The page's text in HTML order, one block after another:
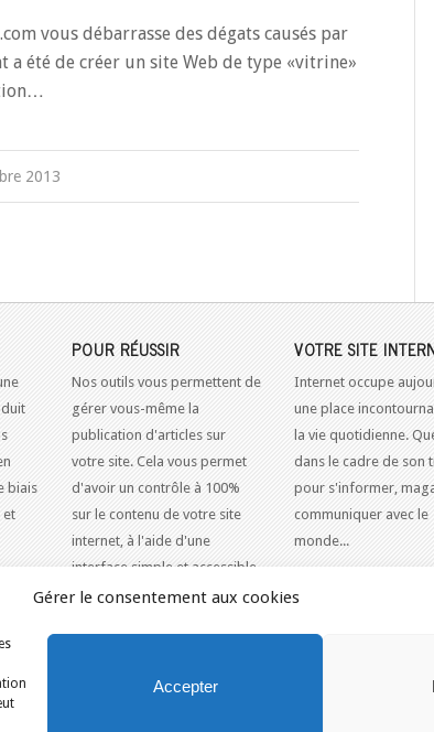
Gérer le consentement aux cookies
Accepter
vous débarrasse des dégats causés par
a été de créer un site Web de type «vitrine»
2013
biais
et
POUR RÉUSSIR
Nos outils vous permettent de
gérer vous-même la
publication d'articles sur
votre site. Cela vous permet
d'avoir un contrôle à 100%
sur le contenu de votre site
internet, à l'aide d'une
interface simple et accessible.
VOTRE SITE
Internet occupe
une place
la vie quotidienne.
dans le cadre de son
pour s'informer,
communiquer avec le
monde...
AU CANADA